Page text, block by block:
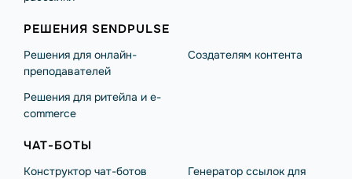
РЕШЕНИЯ SENDPULSE
Решения для онлайн-
преподавателей
Решения для ритейла и e-
commerce
Создателям контента
ЧАТ-БОТЫ
Конструктор чат-ботов
Генератор ссылок для